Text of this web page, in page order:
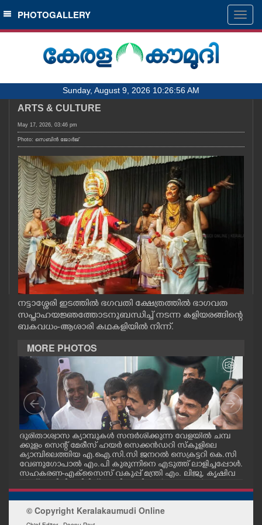
SECTIONS
HOME
NOTIFIED NEWS
KERALA
LOCAL
OBITUARY
NEWS 360
CASE DIARY
CINEMA
PHOTOS
LIFESTYLE
SPIRITUAL
INFO+
ART
PHOTOGALLERY
Sunday, August 9, 2026 10:26:56 AM
ARTS & CULTURE
May 17, 2026, 03:46 pm
Photo: സെബിൻ ജോർജ്
നട്ടാശ്ശേരി ഇടത്തിൽ ഭഗവതി ക്ഷേത്രത്തിൽ ഭാഗവത
സപ്താഹയജ്ഞത്തോടനുബന്ധിച്ച് നടന്ന കളിയരങ്ങിന്റെ
ബകവധം-ആശാരി കഥകളിയിൽ നിന്ന്.
MORE PHOTOS
ദുരിതാശ്വാസ ക്യാമ്പുകൾ സന്ദർശിക്കുന്ന വേളയിൽ ചമ്പ
ക്കുളം സെന്റ് മേരീസ് ഹയർ സെക്കൻഡറി സ്കൂളിലെ
ക്യാമ്പിലെത്തിയ എ.ഐ.സി.സി ജനറൽ സെക്രട്ടറി കെ.സി
വേണുഗോപാൽ എം.പി കുരുന്നിനെ എടുത്ത് ലാളിച്ചപ്പോൾ.
സഹകരണ-എക്സൈസ് വകുപ്പ് മന്ത്രി എം. ലിജു, കൃഷിവ
ന്നിവർ സമീപം
© Copyright Keralakaumudi Online